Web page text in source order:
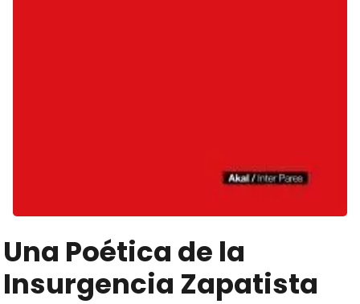
Una Poética de la
Insurgencia Zapatista